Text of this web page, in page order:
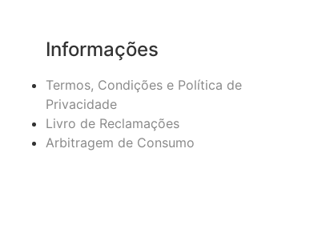
Informações
Termos, Condições e Política de
Privacidade
Livro de Reclamações
Arbitragem de Consumo